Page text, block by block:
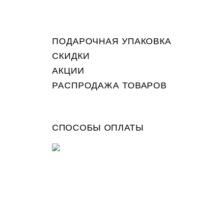
ПОДАРОЧНАЯ УПАКОВКА
СКИДКИ
АКЦИИ
РАСПРОДАЖА ТОВАРОВ
СПОСОБЫ ОПЛАТЫ